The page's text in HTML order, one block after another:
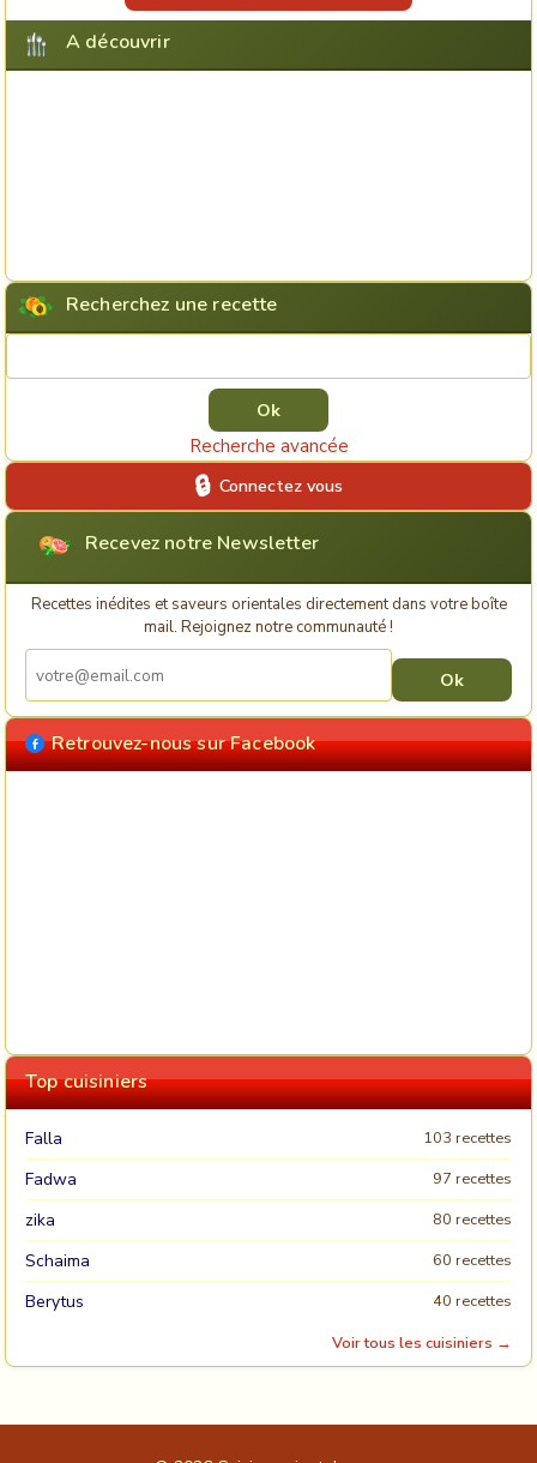
A découvrir
Recherchez une recette
Recherche avancée
Connectez vous
Recevez notre Newsletter
Recettes inédites et saveurs orientales directement dans votre boîte
mail. Rejoignez notre communauté !
Retrouvez-nous sur Facebook
Top cuisiniers
Falla 103 recettes
Fadwa 97 recettes
zika 80 recettes
Schaima 60 recettes
Berytus
40 recettes
Voir tous les cuisiniers →